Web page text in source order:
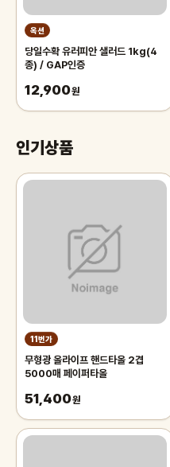
옥션
당일수확 유러피안 샐러드 1kg(4
종) / GAP인증
12,900원
인기상품
11번가
무형광 올라이프 핸드타올 2겹
5000매 페이퍼타올
51,400원